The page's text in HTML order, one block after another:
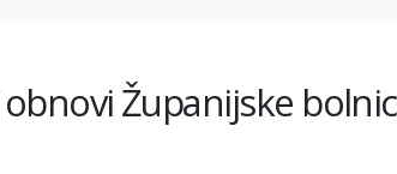
Županijske